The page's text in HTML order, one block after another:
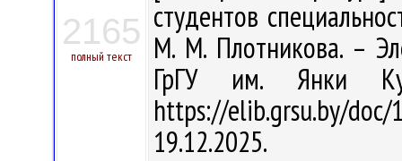
2165
полный текст
студентов
М. М. Плотникова. –
ГрГУ им. Янки
https://elib.grsu.by/
19.12.2025.